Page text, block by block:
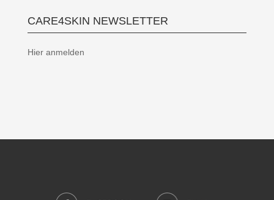
CARE4SKIN NEWSLETTER
Hier anmelden